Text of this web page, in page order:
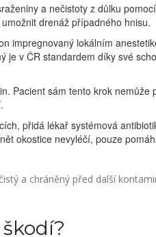
a nečistoty z důlku
drenáž případného hnisu.
impregnovaný lokálním
je v ČR standardem díky své
Pacient sám tento krok nemůže
přidá lékař systémová
okostice nevyléčí, pouze
a chráněný před další